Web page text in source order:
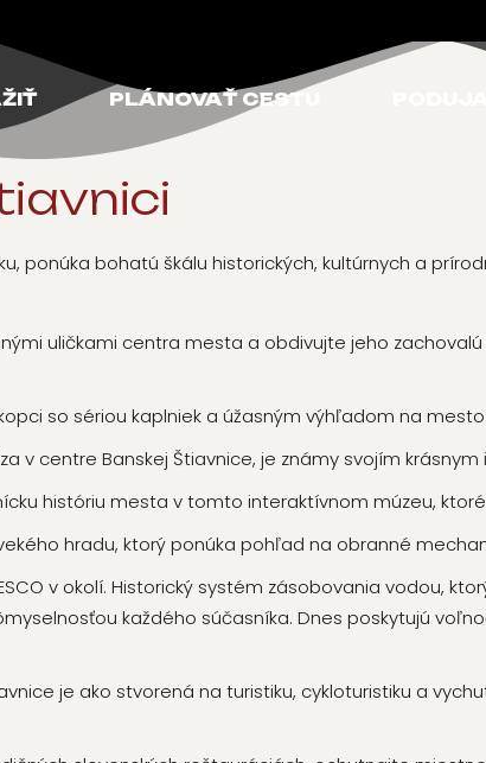
PLÁNOVAŤ CESTU
ponúka bohatú škálu historických, kultúrnych a
uličkami centra mesta a obdivujte jeho
so sériou kaplniek a úžasným výhľadom na mesto
v centre Banskej Štiavnice, je známy svojím
históriu mesta v tomto interaktívnom múzeu,
hradu, ktorý ponúka pohľad na obranné
v okolí. Historický systém zásobovania vodou,
každého súčasníka. Dnes poskytujú
je ako stvorená na turistiku, cykloturistiku a